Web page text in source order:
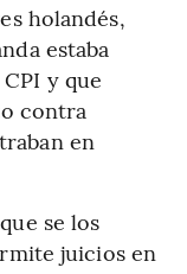
holandés,
estaba
y que
contra
en
se los
juicios en